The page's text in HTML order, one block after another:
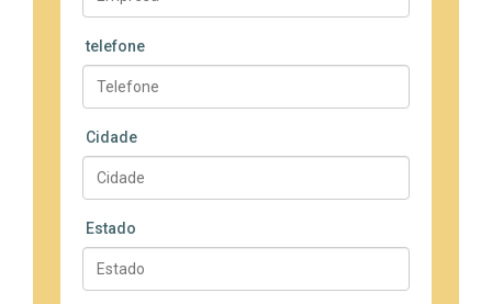
telefone
Cidade
Estado